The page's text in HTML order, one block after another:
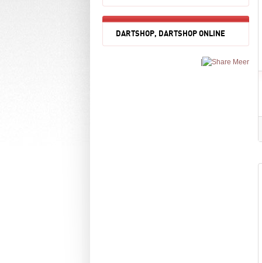
DARTSHOP, DARTSHOP ONLINE
Meer